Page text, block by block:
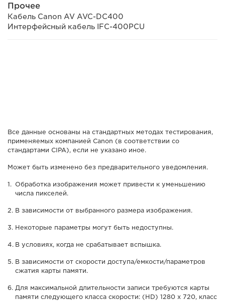
Прочее
Кабель Canon AV AVC-DC400
Интерфейсный кабель IFC-400PCU
Все данные основаны на стандартных методах тестирования,
применяемых компанией Canon (в соответствии со
стандартами CIPA), если не указано иное.
Может быть изменено без предварительного уведомления.
Обработка изображения может привести к уменьшению
числа пикселей.
В зависимости от выбранного размера изображения.
Некоторые параметры могут быть недоступны.
В условиях, когда не срабатывает вспышка.
В зависимости от скорости доступа/емкости/параметров
сжатия карты памяти.
Для максимальной длительности записи требуются карты
памяти следующего класса скорости: (HD) 1280 x 720, класс